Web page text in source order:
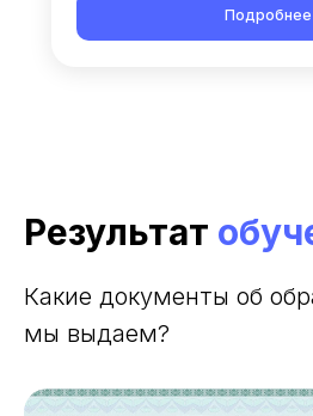
Подробнее
Результат
Какие документы об
мы выдаем?